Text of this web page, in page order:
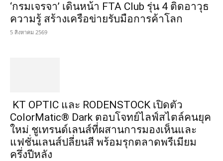
‘กรมเจรจา’ เดินหน้า FTA Club รุ่น 4 ติดอาวุธ
ความรู้ สร้างเครือข่ายรับมือการค้าโลก
5 สิงหาคม 2569
KT OPTIC และ RODENSTOCK เปิดตัว
ColorMatic® Dark ตอบโจทย์ไลฟ์สไตล์คนยุค
ใหม่ ชูเทรนด์เลนส์ที่ผสานการมองเห็นและ
แฟชั่นเลนส์ปลี่ยนสี พร้อมรุกตลาดพรีเมียม
ครึ่งปีหลัง